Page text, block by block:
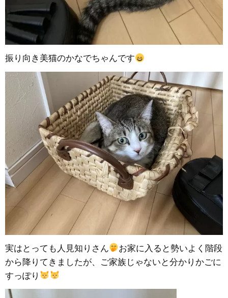
振り向き美猫のかなでちゃんです
実はとっても人見知りさん
お家に入ると勢いよく階段
から降りてきましたが、ご家族じゃないと分かりかごに
すっぽり